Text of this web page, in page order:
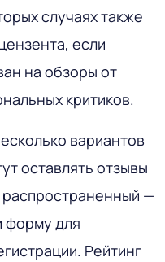
случаях также
если
на обзоры от
критиков.
вариантов
оставлять отзывы
—
форму для
Рейтинг